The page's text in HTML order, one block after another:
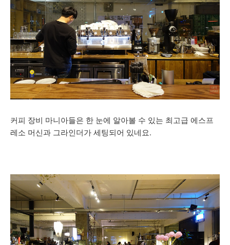
커피 장비 마니아들은 한 눈에 알아볼 수 있는 최고급 에스프
레소 머신과 그라인더가 세팅되어 있네요.